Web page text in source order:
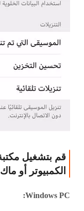
الكمبيوتر أو ماك
Windows PC: